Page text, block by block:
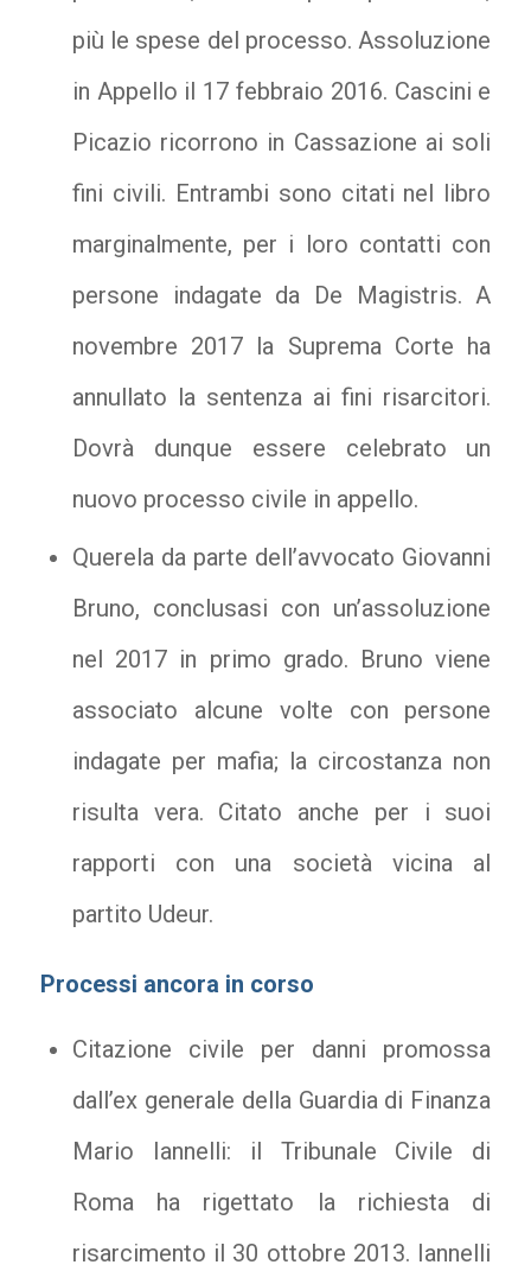
più le spese del processo. Assoluzione
in Appello il 17 febbraio 2016. Cascini e
Picazio ricorrono in Cassazione ai soli
fini civili. Entrambi sono citati nel libro
marginalmente, per i loro contatti con
persone indagate da De Magistris. A
novembre 2017 la Suprema Corte ha
annullato la sentenza ai fini risarcitori.
Dovrà dunque essere celebrato un
nuovo processo civile in appello.
Querela da parte dell’avvocato Giovanni
Bruno, conclusasi con un’assoluzione
nel 2017 in primo grado. Bruno viene
associato alcune volte con persone
indagate per mafia; la circostanza non
risulta vera. Citato anche per i suoi
rapporti con una società vicina al
partito Udeur.
Processi ancora in corso
Citazione civile per danni promossa
dall’ex generale della Guardia di Finanza
Mario Iannelli: il Tribunale Civile di
Roma ha rigettato la richiesta di
risarcimento il 30 ottobre 2013. Iannelli